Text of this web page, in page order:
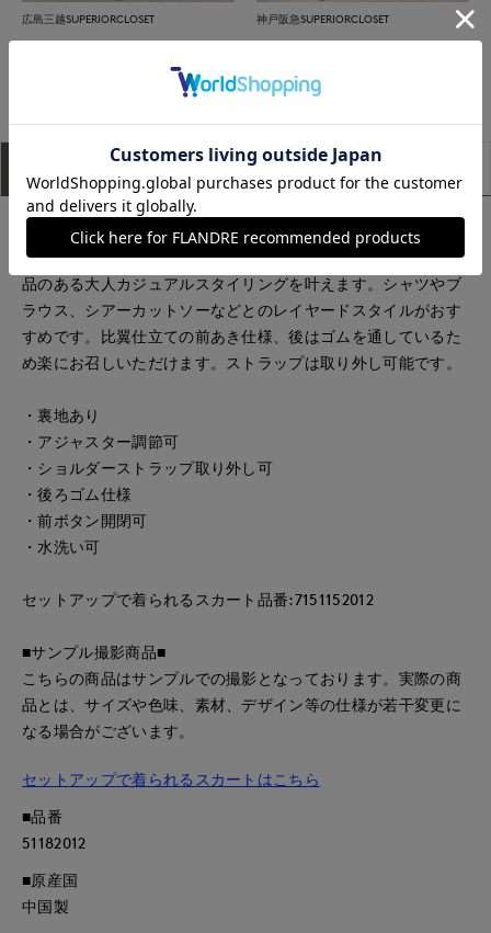
広島三越SUPERIORCLOSET 神戸阪急SUPERIORCLOSET
もっと見る
サイズ詳細
こなれ感あるレイヤードスタイルを叶えるデニム風ビスチェ。
軽やかでカジュアルすぎないデニム風素材を使用することで、
品のある大人カジュアルスタイリングを叶えます。シャツやブ
ラウス、シアーカットソーなどとのレイヤードスタイルがおす
すめです。比翼仕立ての前あき仕様、後はゴムを通しているた
め楽にお召しいただけます。ストラップは取り外し可能です。
・裏地あり
・アジャスター調節可
・ショルダーストラップ取り外し可
・後ろゴム仕様
・前ボタン開閉可
・水洗い可
セットアップで着られるスカート品番:7151152012
■サンプル撮影商品■
こちらの商品はサンプルでの撮影となっております。実際の商
品とは、サイズや色味、素材、デザイン等の仕様が若干変更に
なる場合がございます。
セットアップで着られるスカートはこちら
■品番
51182012
■原産国
中国製